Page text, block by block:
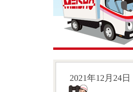
2021年12月24日